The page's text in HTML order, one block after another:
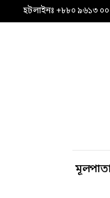
হটলাইনঃ +৮৮০ ৯৬১৩
মূলপাতা